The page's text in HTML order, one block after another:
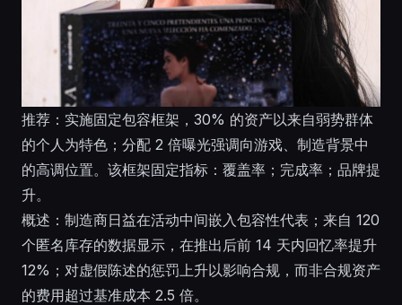
推荐：实施固定包容框架，30% 的资产以来自弱势群体
的个人为特色；分配 2 倍曝光强调向游戏、制造背景中
的高调位置。该框架固定指标：覆盖率；完成率；品牌提
升。
概述：制造商日益在活动中间嵌入包容性代表；来自 120
个匿名库存的数据显示，在推出后前 14 天内回忆率提升
12%；对虚假陈述的惩罚上升以影响合规，而非合规资产
的费用超过基准成本 2.5 倍。